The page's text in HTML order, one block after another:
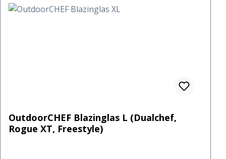
OutdoorCHEF Blazinglas L (Dualchef,
Rogue XT, Freestyle)